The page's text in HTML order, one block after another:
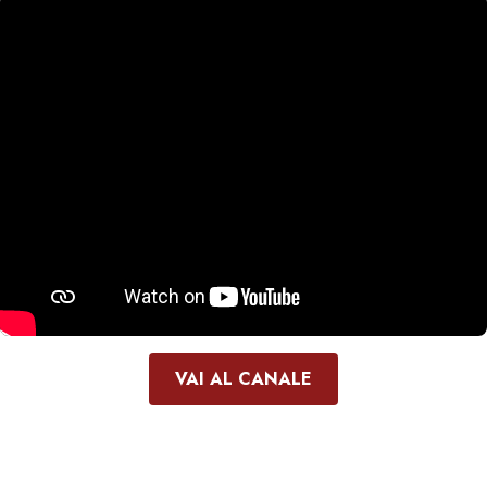
VAI AL CANALE